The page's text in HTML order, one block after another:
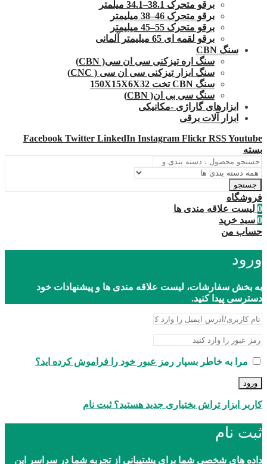
برقو متحرک 38.1–34.1 میلمتر
برقو متحرک 46–38 میلیمتر
برقو متحرک 55–45 میلیمتر
برقو لقمه ای 65 میلیمتر آلمانی
سنگ CBN
سنگ اره تیزکنی سی ان سی( CBN)
سنگ ابزار تیزکنی سی ان سی ( CNC)
سنگ CBN تخت 150X15X6X32
سنگ سی بی ان( CBN)
ابزارهای گاراژی -مکانیکی
ابزار آلات برقی
Facebook Twitter LinkedIn Instagram Flickr RSSYoutube
بسته
جستجو
فروشگاه
0 لیست علاقه مندی ها
0 سبد خرید
حساب من
ورود
به بخش سفارشات، لیست علاقه مندی ها و پیشنهادات خود
دسترسی پیدا کنید.
مرا به خاطر بسپار رمز عبور خود را فراموش کرده اید؟
ورود
کاربر ابزار تراش بختیاری جدید هستید؟ ثبت نام
ثبت نام
داده های شخصی شما برای پشتیبانی از تجربه شما در سراسر این